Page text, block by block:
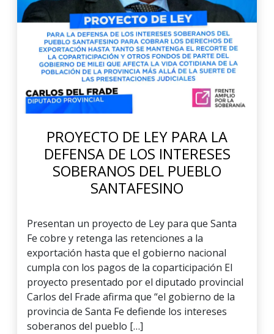
PROYECTO DE LEY PARA LA
DEFENSA DE LOS INTERESES
SOBERANOS DEL PUEBLO
SANTAFESINO
Presentan un proyecto de Ley para que Santa
Fe cobre y retenga las retenciones a la
exportación hasta que el gobierno nacional
cumpla con los pagos de la coparticipación El
proyecto presentado por el diputado provincial
Carlos del Frade afirma que “el gobierno de la
provincia de Santa Fe defiende los intereses
soberanos del pueblo […]